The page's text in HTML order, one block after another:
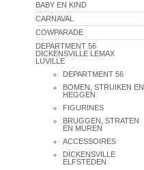
BABY EN KIND
CARNAVAL
COWPARADE
DEPARTMENT 56
DICKENSVILLE LEMAX
LUVILLE
DEPARTMENT 56
BOMEN, STRUIKEN EN
HEGGEN
FIGURINES
BRUGGEN, STRATEN
EN MUREN
ACCESSOIRES
DICKENSVILLE
ELFSTEDEN